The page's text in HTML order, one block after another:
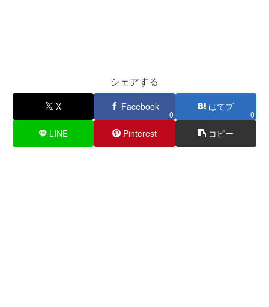
シェアする
X Facebook
0
はてブ
0
LINE Pinterest コピー